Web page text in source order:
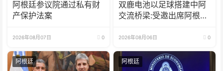
阿根廷参议院通过私有财
产保护法案
2026年08月07日 0
双鹿电池以足球搭建中阿
交流桥梁:受邀出席阿根廷
2026年08月06日 0
阿根廷 阿根廷